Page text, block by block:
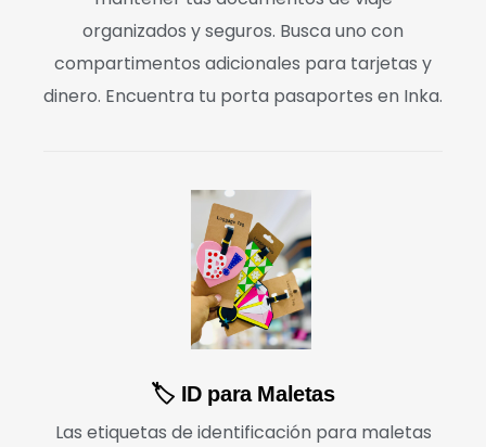
organizados y seguros. Busca uno con
compartimentos adicionales para tarjetas y
dinero. Encuentra tu porta pasaportes en Inka.
🏷️ ID para Maletas
Las etiquetas de identificación para maletas